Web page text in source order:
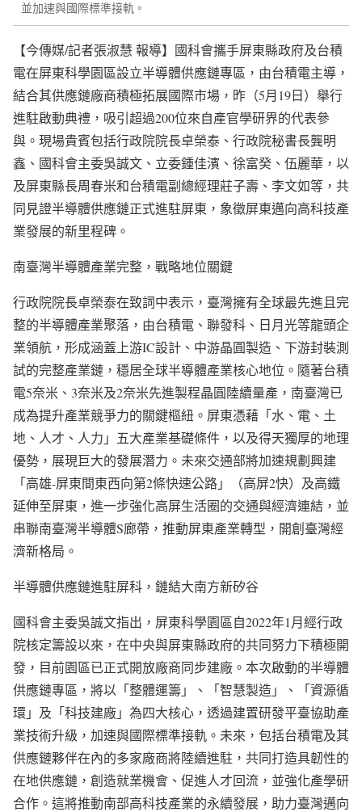
並加速與國際標準接軌。
【今傳媒/記者張淑慧 報導】國科會攜手屏東縣政府及台積
電在屏東科學園區設立半導體供應鏈專區，由台積電主導，
結合其供應鏈廠商積極拓展國際市場，昨（5月19日）舉行
進駐啟動典禮，吸引超過200位來自產官學研界的代表參
與。現場貴賓包括行政院院長卓榮泰、行政院秘書長龔明
鑫、國科會主委吳誠文、立委鍾佳濱、徐富癸、伍麗華，以
及屏東縣長周春米和台積電副總經理莊子壽、李文如等，共
同見證半導體供應鏈正式進駐屏東，象徵屏東邁向高科技產
業發展的新里程碑。
南臺灣半導體產業完整，戰略地位關鍵
行政院院長卓榮泰在致詞中表示，臺灣擁有全球最先進且完
整的半導體產業聚落，由台積電、聯發科、日月光等龍頭企
業領航，形成涵蓋上游IC設計、中游晶圓製造、下游封裝測
試的完整產業鏈，穩居全球半導體產業核心地位。隨著台積
電5奈米、3奈米及2奈米先進製程晶圓陸續量產，南臺灣已
成為提升產業競爭力的關鍵樞紐。屏東憑藉「水、電、土
地、人才、人力」五大產業基礎條件，以及得天獨厚的地理
優勢，展現巨大的發展潛力。未來交通部將加速規劃興建
「高雄-屏東間東西向第2條快速公路」（高屏2快）及高鐵
延伸至屏東，進一步強化高屏生活圈的交通與經濟連結，並
串聯南臺灣半導體S廊帶，推動屏東產業轉型，開創臺灣經
濟新格局。
半導體供應鏈進駐屏科，鏈結大南方新矽谷
國科會主委吳誠文指出，屏東科學園區自2022年1月經行政
院核定籌設以來，在中央與屏東縣政府的共同努力下積極開
發，目前園區已正式開放廠商同步建廠。本次啟動的半導體
供應鏈專區，將以「整體運籌」、「智慧製造」、「資源循
環」及「科技建廠」為四大核心，透過建置研發平臺協助產
業技術升級，加速與國際標準接軌。未來，包括台積電及其
供應鏈夥伴在內的多家廠商將陸續進駐，共同打造具韌性的
在地供應鏈，創造就業機會、促進人才回流，並強化產學研
合作。這將推動南部高科技產業的永續發展，助力臺灣邁向